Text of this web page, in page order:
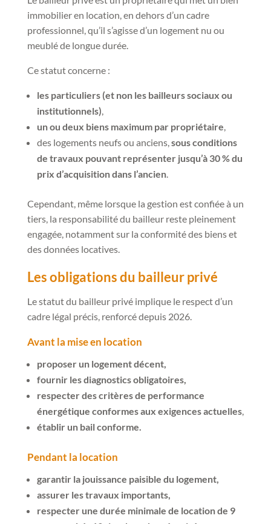
immobilier en location, en dehors d’un cadre
professionnel, qu’il s’agisse d’un logement nu ou
meublé de longue durée.
Ce statut concerne :
les particuliers (et non les bailleurs sociaux ou
institutionnels)
un ou deux biens maximum par propriétaire
des logements neufs ou anciens, sous conditions
de travaux pouvant représenter jusqu’à 30 % du
prix d’acquisition dans l’ancien.
Cependant, même lorsque la gestion est confiée à un
tiers, la responsabilité du bailleur reste pleinement
engagée, notamment sur la conformité des biens et
des données locatives.
Les obligations du bailleur privé
Le statut du bailleur privé implique le respect d’un
cadre légal précis, renforcé depuis 2026.
Avant la mise en location
proposer un logement décent,
fournir les diagnostics obligatoires,
respecter des critères de performance
énergétique conformes aux exigences actuelles,
établir un bail conforme.
Pendant la location
garantir la jouissance paisible du logement,
assurer les travaux importants,
respecter une durée minimale de location de 9